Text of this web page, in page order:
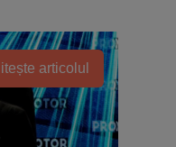
articolul